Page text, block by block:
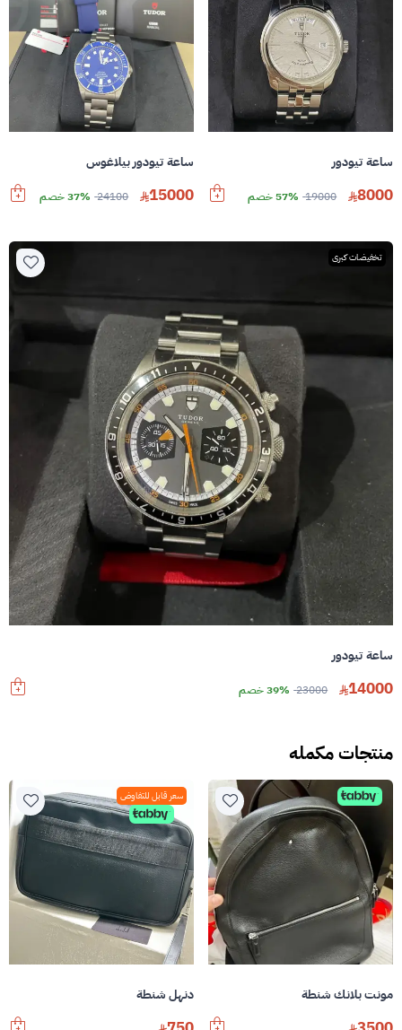
ساعة تيودور
8000
19000 57% خصم
ساعة تيودور بيلاغوس
15000
24100 37% خصم
تخفيضات كبرى
ساعة تيودور
14000
23000 39% خصم
منتجات مكمله
مونت بلانك شنطة
سعر قابل للتفاوض
دنهل شنطة